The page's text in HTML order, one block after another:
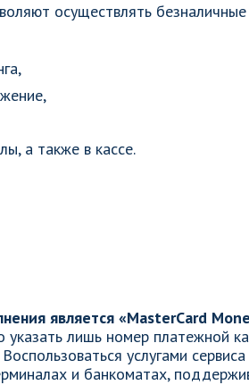
осуществлять
а также в кассе.
является «MasterCard
лишь номер платежной
услугами
и банкоматах,